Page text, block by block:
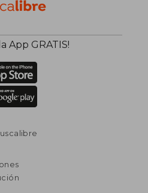
App GRATIS!